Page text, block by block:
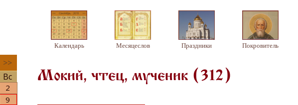
>>
Вс
2
9
Календарь Месяцеслов Праздники Покровитель
Мокий, чтец, мученик (312)